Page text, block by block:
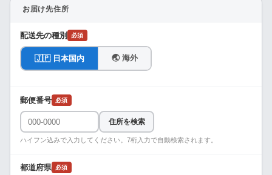
お届け先住所
配送先の種別 必須
🇯🇵 日本国内 🌏 海外
郵便番号 必須
住所を検索
ハイフン込みで入力してください。7桁入力で自動検索されます。
都道府県 必須